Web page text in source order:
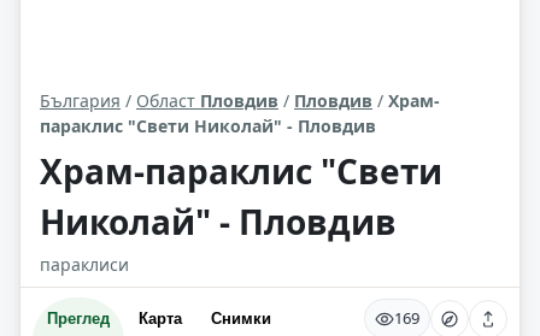
България / Област Пловдив / Пловдив / Храм-
параклис "Свети Николай" - Пловдив
Храм-параклис "Свети
Николай" - Пловдив
параклиси
Преглед Карта Снимки 169